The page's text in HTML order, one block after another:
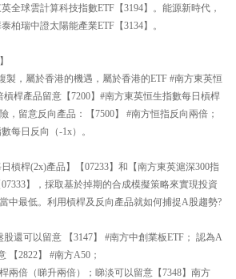
全球雲計算科技指數ETF【3194】。能源新時代，
柏瑞中證太陽能產業ETF【3134】。
製，屬於香港的機遇，屬於香港的ETF #南方東英恒
槓桿產品留意【7200】#南方東英恒生指數每日槓桿
，留意反向產品：【7500】 #南方恒指反向兩倍；
每日反向（-1x）。
日槓桿(2x)產品】【07233】和【南方東英滬深300指
】，採取基於掉期的合成模擬策略來實現投資
中最低。利用槓桿及反向產品就如何捕捉A股趨勢?
還可以留意 【3147】 #南方中創業板ETF； 認為A
【2822】 #南方A50；
兩倍（睇升兩倍）；睇淡可以留意【7348】南方